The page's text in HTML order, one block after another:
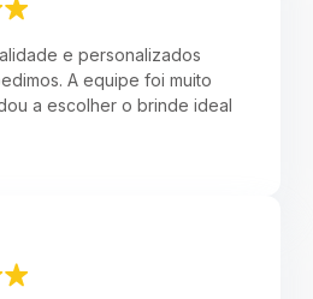
e personalizados
A equipe foi muito
a escolher o brinde ideal